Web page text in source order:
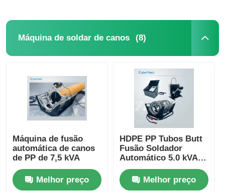
Máquina de soldar de canos (8)
Máquina de fusão
automática de canos
de PP de 7,5 kVA
Melhor preço
HDPE PP Tubos Butt
Fusão Soldador
Automático 5.0 kVA
63mm - 180mm
Diâmetro de
Soldadura
Melhor preço